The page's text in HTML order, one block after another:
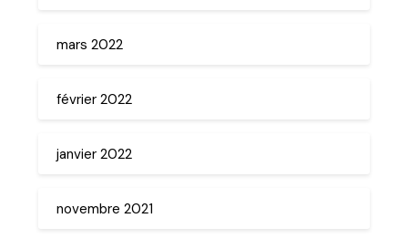
mars 2022
février 2022
janvier 2022
novembre 2021